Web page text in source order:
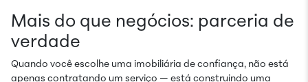
Mais do que negócios: parceria de
verdade
Quando você escolhe uma imobiliária de confiança, não está
apenas contratando um serviço — está construindo uma